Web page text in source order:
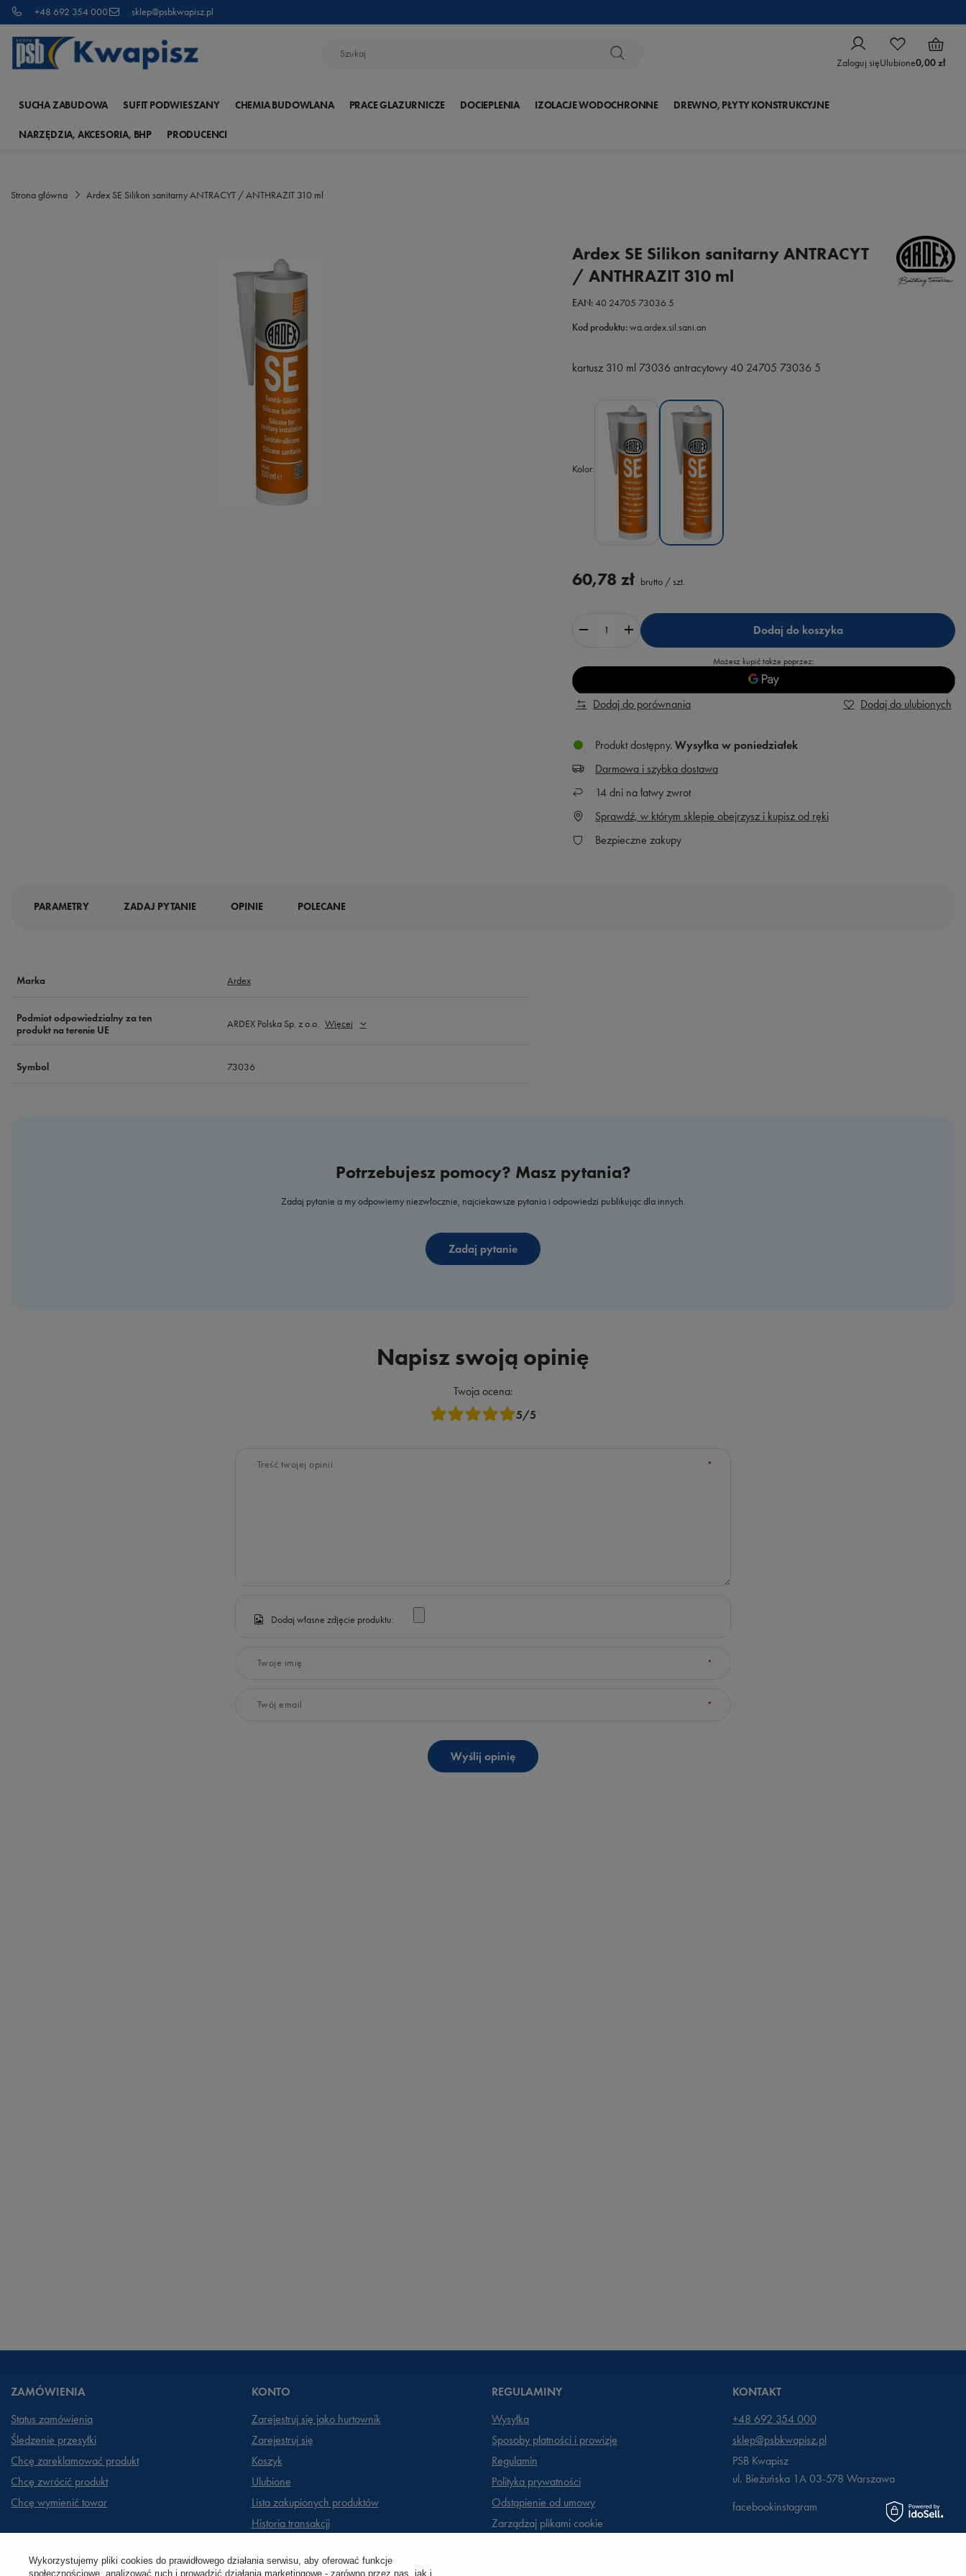
+48 692 354 000 sklep@psbkwapisz.pl
Zaloguj sięUlubione0,00 zł
SUCHA ZABUDOWA SUFIT PODWIESZANY CHEMIA BUDOWLANA PRACE GLAZURNICZE DOCIEPLENIA IZOLACJE WODOCHRONNE DREWNO, PŁYTY KONSTRUKCYJNE
NARZĘDZIA, AKCESORIA, BHP PRODUCENCI
Strona główna Ardex SE Silikon sanitarny ANTRACYT / ANTHRAZIT 310 ml
Ardex SE Silikon sanitarny ANTRACYT
/ ANTHRAZIT 310 ml
EAN:40 24705 73036 5
Kod produktu:wa.ardex.sil.sani.an
kartusz 310 ml 73036 antracytowy 40 24705 73036 5
Kolor
60,78 zł brutto / szt.
Dodaj do koszyka
Możesz kupić także poprzez:
Dodaj do porównania Dodaj do ulubionych
Produkt dostępny Wysyłka w poniedziałek
Darmowa i szybka dostawa
14 dni na łatwy zwrot
Sprawdź, w którym sklepie obejrzysz i kupisz od ręki
Bezpieczne zakupy
PARAMETRY ZADAJ PYTANIE OPINIE POLECANE
Marka Ardex
Podmiot odpowiedzialny za ten
produkt na terenie UE
ARDEX Polska Sp. z o.o. Więcej
Symbol 73036
Potrzebujesz pomocy? Masz pytania?
Zadaj pytanie a my odpowiemy niezwłocznie, najciekawsze pytania i odpowiedzi publikując dla innych.
Zadaj pytanie
Napisz swoją opinię
Twoja ocena:
5/5
Treść twojej opinii
Dodaj własne zdjęcie produktu:
Twoje imię
Twój email
Wyślij opinię
ZAMÓWIENIA
Status zamówienia
Śledzenie przesyłki
Chcę zareklamować produkt
Chcę zwrócić produkt
Chcę wymienić towar
KONTO
Zarejestruj się jako hurtownik
Zarejestruj się
Koszyk
Ulubione
Lista zakupionych produktów
Historia transakcji
Newsletter
REGULAMINY
Wysyłka
Sposoby płatności i prowizje
Regulamin
Polityka prywatności
Odstąpienie od umowy
Zarządzaj plikami cookie
KONTAKT
+48 692 354 000
sklep@psbkwapisz.pl
PSB Kwapisz
ul. Bieżuńska 1A 03-578 Warszawa
facebookinstagram
Wykorzystujemy pliki cookies do prawidłowego działania serwisu, aby oferować funkcje
społecznościowe, analizować ruch i prowadzić działania marketingowe - zarówno przez nas, jak i